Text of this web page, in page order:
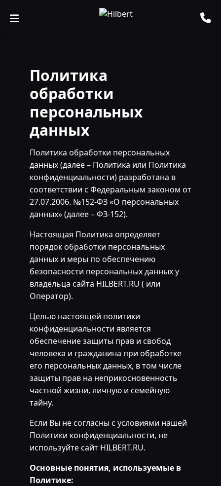
Политика
обработки
персональных
данных
Политика обработки персональных
данных (далее – Политика или Политика
конфиденциальности) разработана в
соответствии с Федеральным законом от
27.07.2006. №152-ФЗ «О персональных
данных» (далее – ФЗ-152).
Настоящая Политика определяет
порядок обработки персональных
данных и меры по обеспечению
безопасности персональных данных у
владельца сайта HILBERT.RU ( или
Оператор).
Целью настоящей политики
конфиденциальности является
обеспечение защиты прав и свобод
человека и гражданина при обработке
его персональных данных, в том числе
защиты прав на неприкосновенность
частной жизни, личную и семейную
тайну.
Если Вы не согласны с условиями нашей
Политики конфиденциальности, не
используйте сайт HILBERT.RU.
Основные понятия, используемые в
Политике: